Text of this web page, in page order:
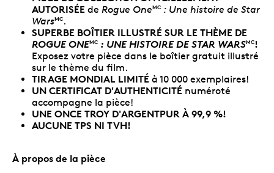
AUTORISÉE de Rogue OneMC : Une histoire de Star
WarsMC.
SUPERBE BOÎTIER ILLUSTRÉ SUR LE THÈME DE
ROGUE ONEMC : UNE HISTOIRE DE STAR WARSMC!
Exposez votre pièce dans le boîtier gratuit illustré
sur le thème du film.
TIRAGE MONDIAL LIMITÉ à 10 000 exemplaires!
UN CERTIFICAT D'AUTHENTICITÉ numéroté
accompagne la pièce!
UNE ONCE TROY D'ARGENTPUR À 99,9 %!
AUCUNE TPS NI TVH!
À propos de la pièce